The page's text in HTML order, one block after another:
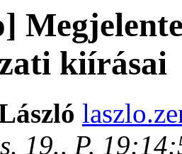
kiírásai
19., P,